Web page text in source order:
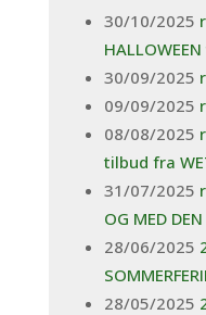
30/10/2025
30/09/2025
09/09/2025
08/08/2025
tilbud fra
31/07/2025
OG MED
28/06/2025
28/05/2025